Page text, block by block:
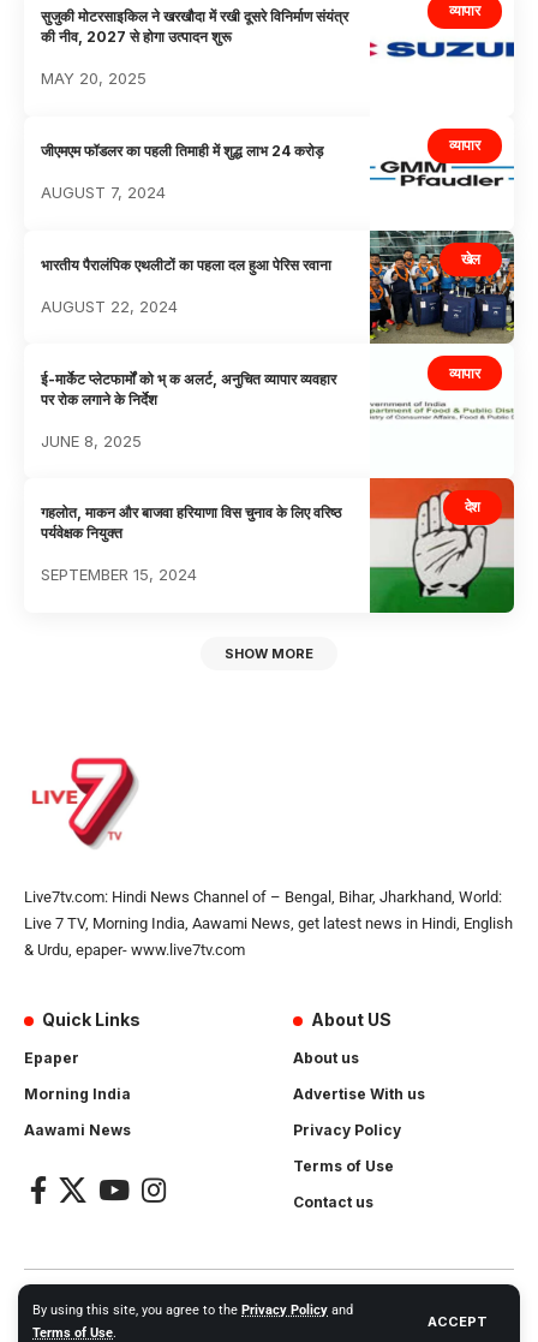
By using this site, you agree to the Privacy Policy and
Terms of Use.
ACCEPT
व्यापार
सुजुकी मोटरसाइकिल ने खरखौदा में रखी दूसरे विनिर्माण संयंत्र
की नीव, 2027 से होगा उत्पादन शुरू
MAY 20, 2025
व्यापार
जीएमएम फॉडलर का पहली तिमाही में शुद्ध लाभ 24 करोड़
AUGUST 7, 2024
खेल
भारतीय पैरालंपिक एथलीटों का पहला दल हुआ पेरिस रवाना
AUGUST 22, 2024
व्यापार
ई-मार्केट प्लेटफार्मों को भ् क अलर्ट, अनुचित व्यापार व्यवहार
पर रोक लगाने के निर्देश
JUNE 8, 2025
देश
गहलोत, माकन और बाजवा हरियाणा विस चुनाव के लिए वरिष्ठ
पर्यवेक्षक नियुक्त
SEPTEMBER 15, 2024
SHOW MORE
Live7tv.com: Hindi News Channel of – Bengal, Bihar, Jharkhand, World:
Live 7 TV, Morning India, Aawami News, get latest news in Hindi, English
& Urdu, epaper- www.live7tv.com
Quick Links
Epaper
Morning India
Aawami News
About US
About us
Advertise With us
Privacy Policy
Terms of Use
Contact us
2024- All Rights Reserved.Live 7 tv. Website Created by and